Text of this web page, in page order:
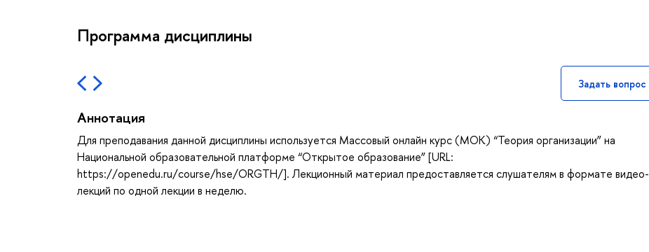
Программа дисциплины
Задать вопрос
Аннотация
Для преподавания данной дисциплины используется Массовый онлайн курс (МОК) “Теория организации” на
Национальной образовательной платформе “Открытое образование” [URL:
https://openedu.ru/course/hse/ORGTH/]. Лекционный материал предоставляется слушателям в формате видео-
лекций по одной лекции в неделю.